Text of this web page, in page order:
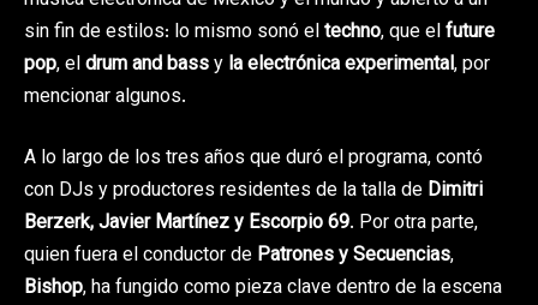
sin fin de estilos: lo mismo sonó eltechno, que elfuture
pop, eldrum and bassy la electrónica experimental, por
mencionar algunos.
A lo largo de los tres años que duró el programa, contó
con DJs y productores residentes de la talla de Dimitri
Berzerk, Javier Martínez y Escorpio 69. Por otra parte,
quien fuera el conductor de Patrones y Secuencias,
Bishop, ha fungido como pieza clave dentro de la escena